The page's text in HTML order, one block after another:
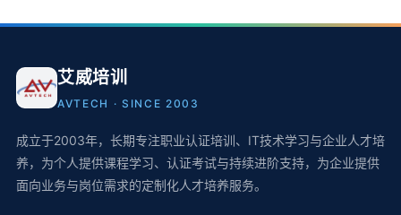
艾威培训
AVTECH · SINCE 2003
成立于2003年，长期专注职业认证培训、IT技术学习与企业人才培
养，为个人提供课程学习、认证考试与持续进阶支持，为企业提供
面向业务与岗位需求的定制化人才培养服务。